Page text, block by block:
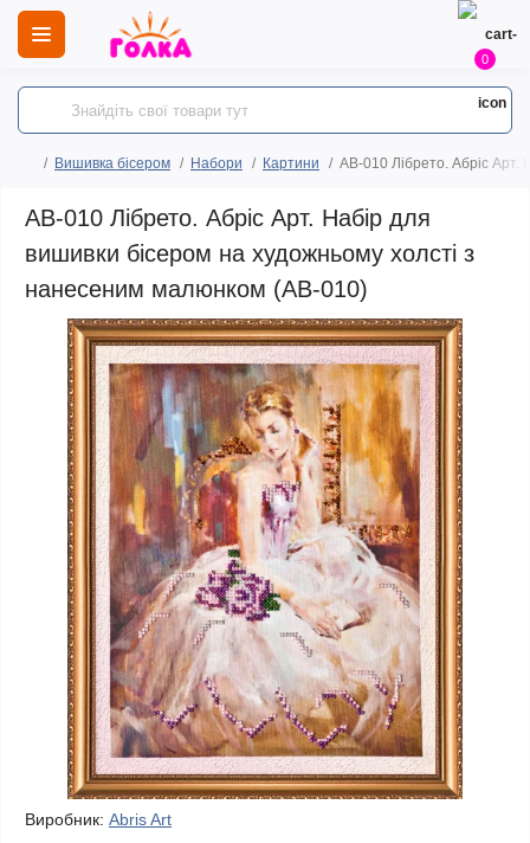
0
Вишивка бісером Набори Картини AB-010 Лібрето. Абріс
AB-010 Лібрето. Абріс Арт. Набір для
вишивки бісером на художньому холсті з
нанесеним малюнком (АВ-010)
Виробник: Abris Art